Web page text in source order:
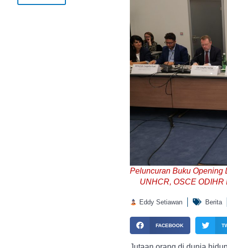
Peluncuran Buku Opening
UNHCR, OSCE
Eddy Setiawan Berita
FACEBOOK